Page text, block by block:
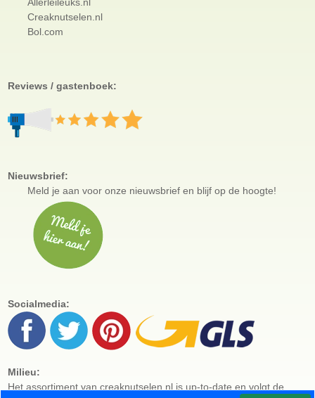
Creaknutselen.nl
Bol.com
Reviews / gastenboek:
Nieuwsbrief:
Meld je aan vooronze nieuwsbrief en blijf op de hoogte!
Socialmedia:
Milieu:
Het assortiment van creaknutselen.nl is up-to-date en volgt de